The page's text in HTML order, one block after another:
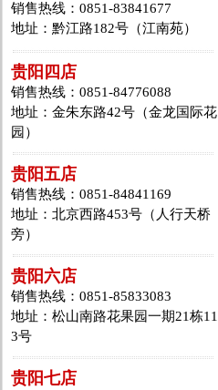
销售热线：0851-83841677
地址：黔江路182号（江南苑）
贵阳四店
销售热线：0851-84776088
地址：金朱东路42号（金龙国际花
园）
贵阳五店
销售热线：0851-84841169
地址：北京西路453号（人行天桥
旁）
贵阳六店
销售热线：0851-85833083
地址：松山南路花果园一期21栋11
3号
贵阳七店